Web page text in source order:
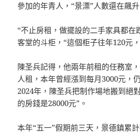
參加的年青人，“景漂”人數還在飆
“不止房租，做擺設的二手家具都在
客堂的斗柜，“這個柜子往年120元
陳圣兵記得，他兩年前租的任務室
人租，本年曾經漲到每月3000元，
2024年，陳圣兵把制作場地搬到絕
的房錢是28000元”。
本年“五一”假期前三天，景德鎮累